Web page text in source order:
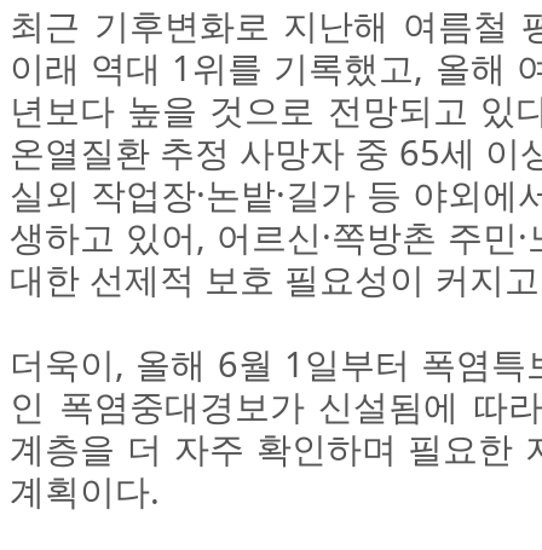
최근 기후변화로 지난해 여름철
이래 역대 1위를 기록했고, 올해
년보다 높을 것으로 전망되고 있
온열질환 추정 사망자 중 65세 이
실외 작업장·논밭·길가 등 야외
생하고 있어, 어르신·쪽방촌 주민
대한 선제적 보호 필요성이 커지
더욱이, 올해 6월 1일부터 폭염
인 폭염중대경보가 신설됨에 따
계층을 더 자주 확인하며 필요한
계획이다.